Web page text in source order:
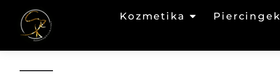
Kozmetika Piercingek